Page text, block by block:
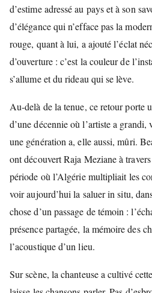
d’estime adressé au pays et à son
d’élégance qui n’efface pas la
rouge, quant à lui, a ajouté l’éclat
d’ouverture : c’est la couleur de
s’allume et du rideau qui se lève.
Au-delà de la tenue, ce retour porte
d’une décennie où l’artiste a grandi,
une génération a, elle aussi, mûri.
ont découvert Raja Meziane à
période où l’Algérie multipliait les
voir aujourd’hui la saluer in situ,
chose d’un passage de témoin :
présence partagée, la mémoire des
l’acoustique d’un lieu.
Sur scène, la chanteuse a cultivé cette